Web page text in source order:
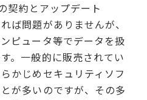
契約とアップデート
ば問題がありませんが、
ピュータ等でデータを扱
。一般的に販売されてい
かじめセキュリティソフ
が多いのですが、その多